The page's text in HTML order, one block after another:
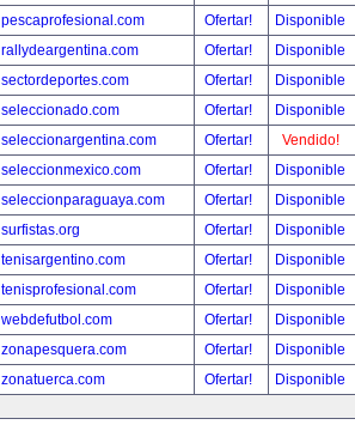
pescaprofesional.com
Ofertar!
Disponible
rallydeargentina.com
Ofertar!
Disponible
sectordeportes.com
Ofertar!
Disponible
seleccionado.com
Ofertar!
Disponible
seleccionargentina.com
Ofertar!
Vendido!
seleccionmexico.com
Ofertar!
Disponible
seleccionparaguaya.com
Ofertar!
Disponible
surfistas.org
Ofertar!
Disponible
tenisargentino.com
Ofertar!
Disponible
tenisprofesional.com
Ofertar!
Disponible
webdefutbol.com
Ofertar!
Disponible
zonapesquera.com
Ofertar!
Disponible
zonatuerca.com
Ofertar! Disponible